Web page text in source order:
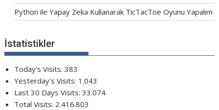
Python ile Yapay Zeka Kullanarak TicTacToe Oyunu Yapalım
İstatistikler
Today's Visits:383
Yesterday's Visits: 1.043
Last 30 Days Visits:33.074
Total Visits: 2.416.803